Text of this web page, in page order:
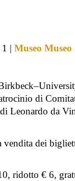
| Museo
di
Leonardo da
dei
ridotto € 6,